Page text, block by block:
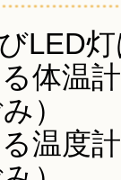
LED
体温
）
温度